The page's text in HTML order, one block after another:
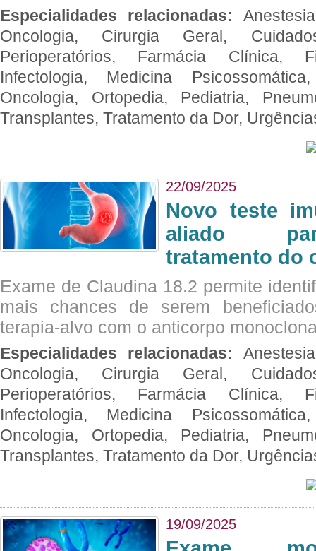
Especialidades relacionadas:
Oncologia, Cirurgia Geral,
Perioperatórios, Farmácia Clínica,
Infectologia, Medicina
Oncologia, Ortopedia, Pediatria,
Transplantes, Tratamento da Dor,
22/09/2025
Novo teste
aliado
tratamento do
Exame de Claudina 18.2 permite
mais chances de serem
terapia-alvo com o anticorpo
Especialidades relacionadas:
Oncologia, Cirurgia Geral,
Perioperatórios, Farmácia Clínica,
Infectologia, Medicina
Oncologia, Ortopedia, Pediatria,
Transplantes, Tratamento da Dor,
19/09/2025